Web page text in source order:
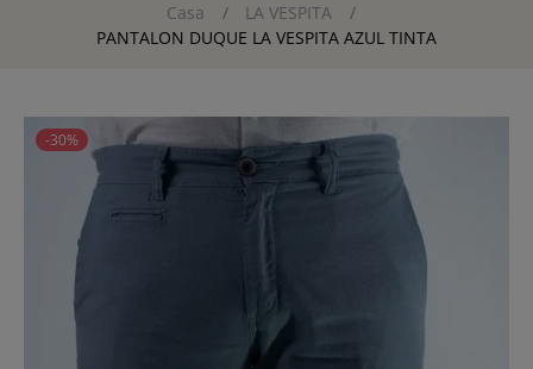
Casa
LA VESPITA
PANTALON DUQUE LA VESPITA AZUL TINTA
-30%